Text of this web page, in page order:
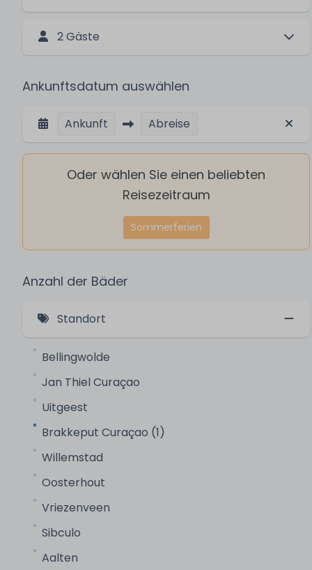
2 Gäste
Ankunftsdatum auswählen
Ankunft Abreise
Oder wählen Sie einen beliebten
Reisezeitraum
Sommerferien
Anzahl der Bäder
Standort
Bellingwolde
Jan Thiel Curaçao
Uitgeest
Brakkeput Curaçao (1)
Willemstad
Oosterhout
Vriezenveen
Sibculo
Aalten